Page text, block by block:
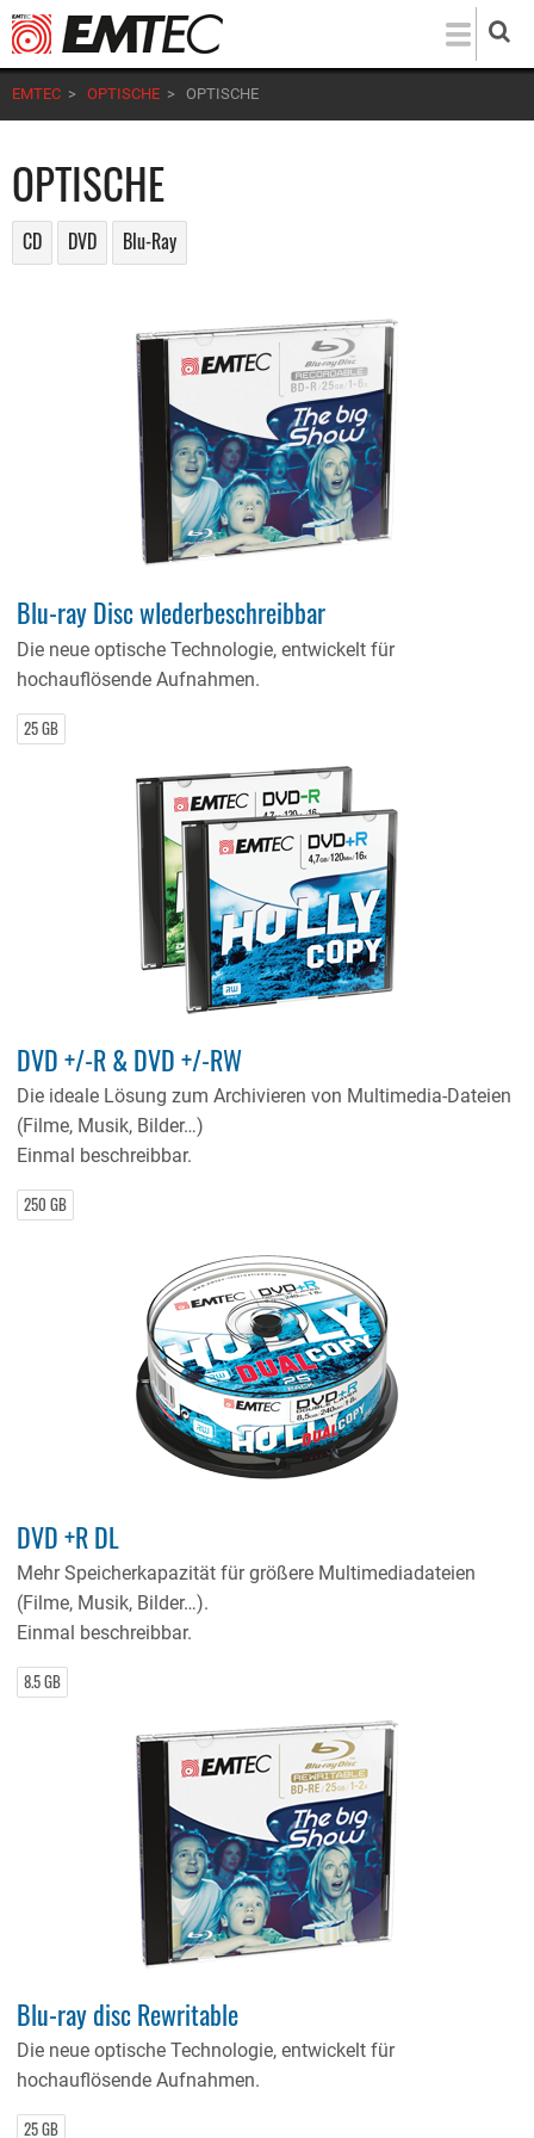
Direkt
zum
Inhalt
EMTEC > OPTISCHE > OPTISCHE
OPTISCHE
CD DVD Blu-Ray
Blu-ray Disc wIederbeschreibbar
Die neue optische Technologie, entwickelt für
hochauflösende Aufnahmen.
25 GB
DVD +/-R & DVD +/-RW
Die ideale Lösung zum Archivieren von Multimedia-Dateien
(Filme, Musik, Bilder…)
Einmal beschreibbar.
250 GB
DVD +R DL
Mehr Speicherkapazität für größere Multimediadateien
(Filme, Musik, Bilder…).
Einmal beschreibbar.
8.5 GB
Blu-ray disc Rewritable
Die neue optische Technologie, entwickelt für
hochauflösende Aufnahmen.
25 GB